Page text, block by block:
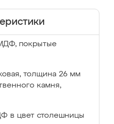
покрытые
толщина 26 мм
камня,
в цвет столешницы